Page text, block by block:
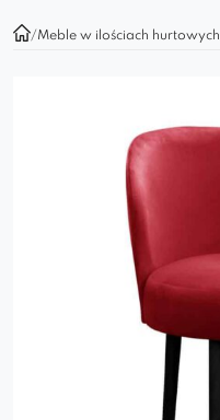
/Meble w ilościach hurtowych